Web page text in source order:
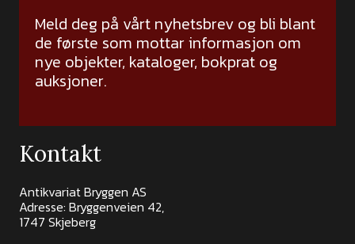
Meld deg på vårt nyhetsbrev og bli blant
de første som mottar informasjon om
nye objekter, kataloger, bokprat og
auksjoner.
Kontakt
Antikvariat Bryggen AS
Adresse: Bryggenveien 42,
1747 Skjeberg